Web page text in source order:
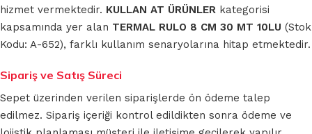
hizmet vermektedir. KULLAN AT ÜRÜNLER kategorisi
kapsamında yer alan TERMAL RULO 8 CM 30 MT 10LU (Stok
Kodu: A-652), farklı kullanım senaryolarına hitap etmektedir.
Sipariş ve Satış Süreci
Sepet üzerinden verilen siparişlerde ön ödeme talep
edilmez. Sipariş içeriği kontrol edildikten sonra ödeme ve